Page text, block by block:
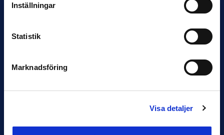
Inställningar
Statistik
Marknadsföring
Visa detaljer
12 JUNI